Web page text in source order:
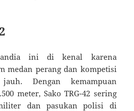
ini di kenal karena
medan perang dan kompetisi
Dengan kemampuan
meter, Sako TRG-42 sering
dan pasukan polisi di